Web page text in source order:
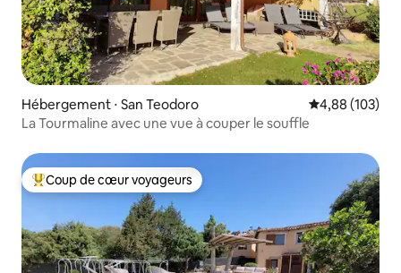
Hébergement ⋅ San Teodoro Évaluation
4,88 (103)
La Tourmaline avec une vue à couper le souffle
Coups de cœur voyageurs les plus appréciés
Coup de cœur voyageurs